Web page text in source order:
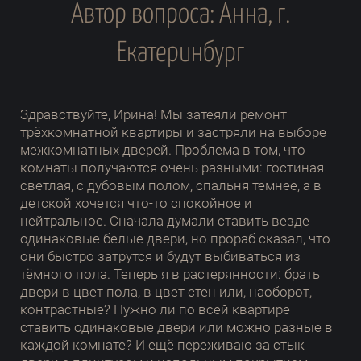
Автор вопроса: Анна, г.
Екатеринбург
Здравствуйте, Ирина! Мы затеяли ремонт
трёхкомнатной квартиры и застряли на выборе
межкомнатных дверей. Проблема в том, что
комнаты получаются очень разными: гостиная
светлая, с дубовым полом, спальня темнее, а в
детской хочется что-то спокойное и
нейтральное. Сначала думали ставить везде
одинаковые белые двери, но прораб сказал, что
они быстро затрутся и будут выбиваться из
тёмного пола. Теперь я в растерянности: брать
двери в цвет пола, в цвет стен или, наоборот,
контрастные? Нужно ли по всей квартире
ставить одинаковые двери или можно разные в
каждой комнате? И ещё переживаю за стык